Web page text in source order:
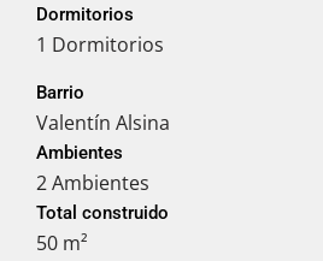
Dormitorios
1 Dormitorios
Barrio
Valentín Alsina
Ambientes
2 Ambientes
Total construido
50 m²